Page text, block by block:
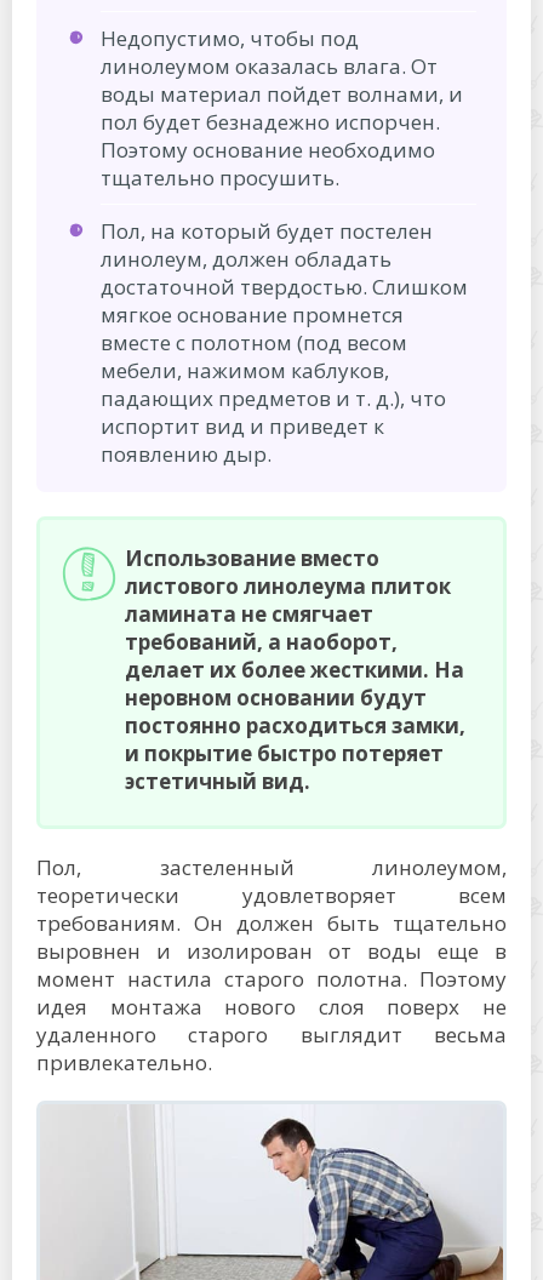
Недопустимо, чтобы под
линолеумом оказалась влага. От
воды материал пойдет волнами, и
пол будет безнадежно испорчен.
Поэтому основание необходимо
тщательно просушить.
Пол, на который будет постелен
линолеум, должен обладать
достаточной твердостью. Слишком
мягкое основание промнется
вместе с полотном (под весом
мебели, нажимом каблуков,
падающих предметов и т. д.), что
испортит вид и приведет к
появлению дыр.
Использование вместо
листового линолеума плиток
ламината не смягчает
требований, а наоборот,
делает их более жесткими. На
неровном основании будут
постоянно расходиться замки,
и покрытие быстро потеряет
эстетичный вид.
Пол, застеленный линолеумом,
теоретически удовлетворяет всем
требованиям. Он должен быть тщательно
выровнен и изолирован от воды еще в
момент настила старого полотна. Поэтому
идея монтажа нового слоя поверх не
удаленного старого выглядит весьма
привлекательно.